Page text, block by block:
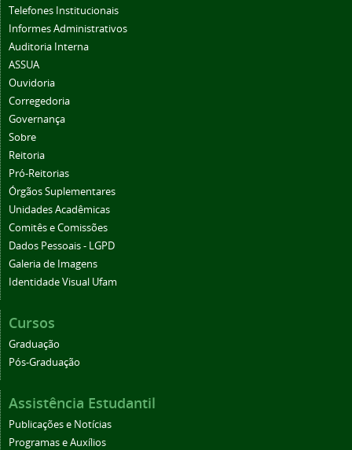
Telefones Institucionais
Informes Administrativos
Auditoria Interna
ASSUA
Ouvidoria
Corregedoria
Governança
Sobre
Reitoria
Pró-Reitorias
Órgãos Suplementares
Unidades Acadêmicas
Comitês e Comissões
Dados Pessoais - LGPD
Galeria de Imagens
Identidade Visual Ufam
Cursos
Graduação
Pós-Graduação
Assistência Estudantil
Publicações e Notícias
Programas e Auxílios